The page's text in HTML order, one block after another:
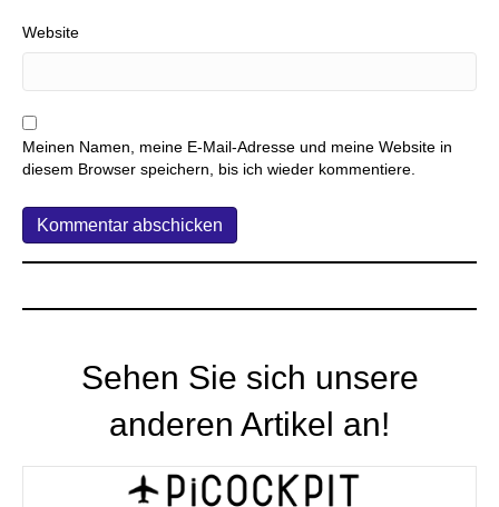
Website
Meinen Namen, meine E-Mail-Adresse und meine Website in
diesem Browser speichern, bis ich wieder kommentiere.
Sehen Sie sich unsere
anderen Artikel an!